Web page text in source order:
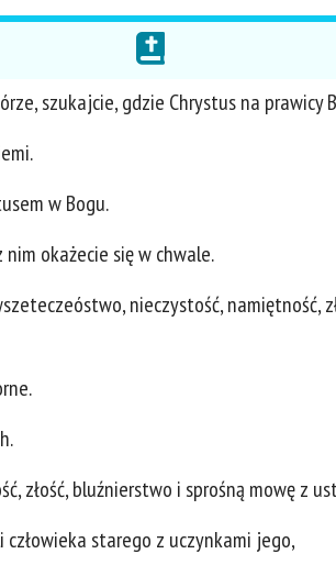
szukajcie, gdzie Chrystus na prawicy
w Bogu.
okażecie się w chwale.
nieczystość, namiętność,
złość, bluźnierstwo i sprośną mowę z
starego z uczynkami jego,